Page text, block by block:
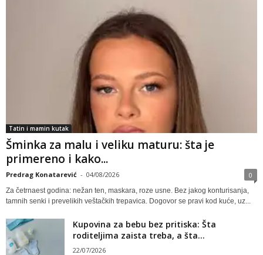
Tatin i mamin kutak
Šminka za malu i veliku maturu: šta je
primereno i kako...
Predrag Konatarević - 04/08/2026 0
Za četrnaest godina: nežan ten, maskara, roze usne. Bez jakog konturisanja,
tamnih senki i prevelikih veštačkih trepavica. Dogovor se pravi kod kuće, uz...
Kupovina za bebu bez pritiska: Šta
roditeljima zaista treba, a šta...
22/07/2026